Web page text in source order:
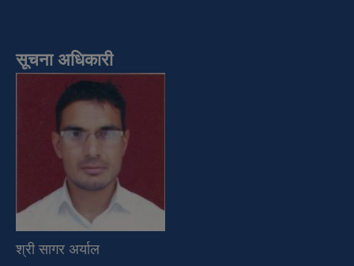
सूचना अधिकारी
श्री सागर अर्याल